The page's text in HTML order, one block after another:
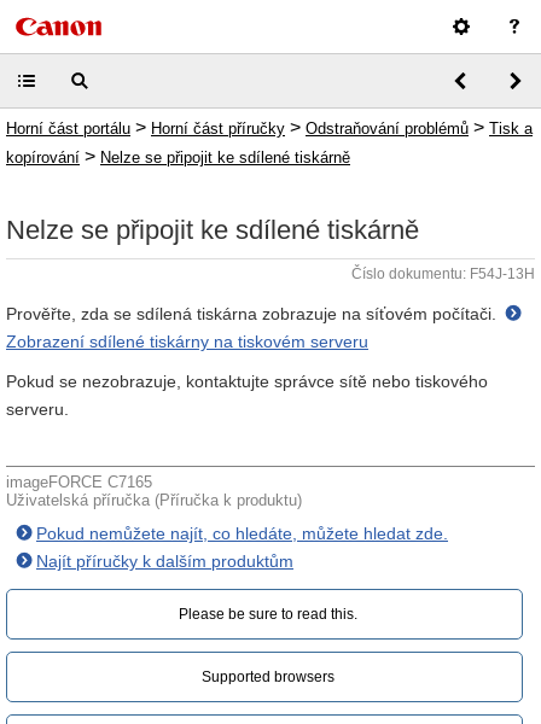
Horní část portálu > Horní část příručky > Odstraňování problémů > Tisk a
kopírování > Nelze se připojit ke sdílené tiskárně
Nelze se připojit ke sdílené tiskárně
Číslo dokumentu: F54J-13H
Prověřte, zda se sdílená tiskárna zobrazuje na síťovém počítači.
Zobrazení sdílené tiskárny na tiskovém serveru
Pokud se nezobrazuje, kontaktujte správce sítě nebo tiskového
serveru.
imageFORCE C7165
Uživatelská příručka (Příručka k produktu)
Pokud nemůžete najít, co hledáte, můžete hledat zde.
Najít příručky k dalším produktům
Please be sure to read this.‎
Supported browsers